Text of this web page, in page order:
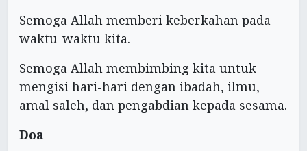
Semoga Allah memberi keberkahan pada
waktu-waktu kita.
Semoga Allah membimbing kita untuk
mengisi hari-hari dengan ibadah, ilmu,
amal saleh, dan pengabdian kepada sesama.
Doa